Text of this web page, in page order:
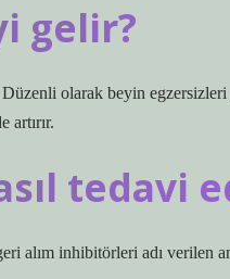
gelir?
olarak beyin egzersizleri
artırır.
tedavi
alım inhibitörleri adı verilen